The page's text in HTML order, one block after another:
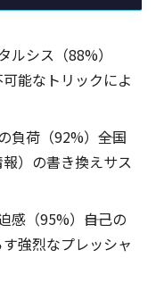
ルシス（88%）
可能なトリックによ
負荷（92%）――全国
）の書き換えサス
感（95%）――自己の
強烈なプレッシャ